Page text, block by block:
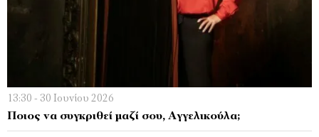
13:30 - 30 Ιουνίου 2026
Ποιος να συγκριθεί μαζί σου, Αγγελικούλα;